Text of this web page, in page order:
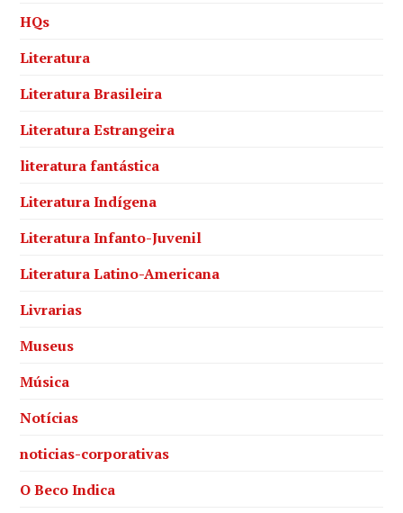
HQs
Literatura
Literatura Brasileira
Literatura Estrangeira
literatura fantástica
Literatura Indígena
Literatura Infanto-Juvenil
Literatura Latino-Americana
Livrarias
Museus
Música
Notícias
noticias-corporativas
O Beco Indica